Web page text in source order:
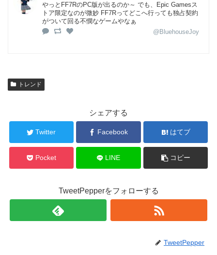
やっとFF7RのPC版が出るのか～ でも、Epic Gamesス
トア限定なのが微妙 FF7Rってどこへ行っても独占契約
がついて回る不憫なゲームやなぁ
@BluehouseJoy
トレンド
シェアする
Twitter Facebook はてブ
Pocket LINE コピー
TweetPepperをフォローする
TweetPepper